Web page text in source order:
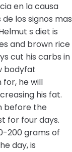
en la causa
los signos mas
s diet is
and brown rice
cut his carbs in
bodyfat
he will
his fat.
before the
for four days.
200 grams of
day, is